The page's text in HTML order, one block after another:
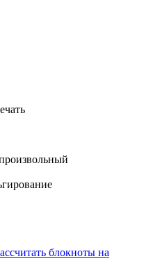
блокноты на